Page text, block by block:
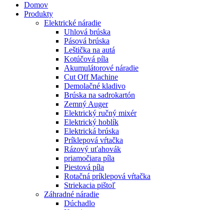
Domov
Produkty
Elektrické náradie
Uhlová brúska
Pásová brúska
Leštička na autá
Kotúčová píla
Akumulátorové náradie
Cut Off Machine
Demolačné kladivo
Brúska na sadrokartón
Zemný Auger
Elektrický ručný mixér
Elektrický hoblík
Elektrická brúska
Príklepová vŕtačka
Rázový uťahovák
priamočiara píla
Piestová píla
Rotačná príklepová vŕtačka
Striekacia pištoľ
Záhradné náradie
Dúchadlo